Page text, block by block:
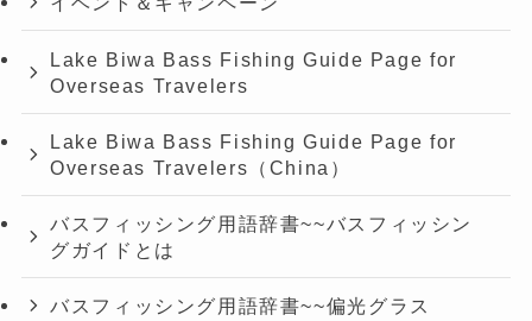
Lake Biwa Bass Fishing Guide Page for
Overseas Travelers
Lake Biwa Bass Fishing Guide Page for
Overseas Travelers（China）
バスフィッシング用語辞書~~バスフィッシン
グガイドとは
バスフィッシング用語辞書~~偏光グラス